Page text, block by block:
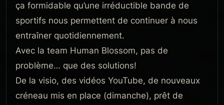
ça formidable qu’une irréductible bande de
sportifs nous permettent de continuer à nous
entraîner quotidiennement.
Avec la team Human Blossom, pas de
problème… que des solutions!
De la visio, des vidéos YouTube, de nouveaux
créneau mis en place (dimanche), prêt de